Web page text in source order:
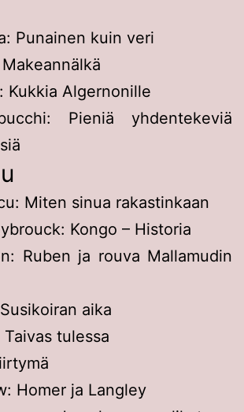
Punainen kuin veri
Kukkia Algernonille
Pieniä yhdentekeviä
Miten sinua rakastinkaan
Kongo – Historia
Ruben ja rouva Mallamudin
aika
tulessa
Homer ja Langley